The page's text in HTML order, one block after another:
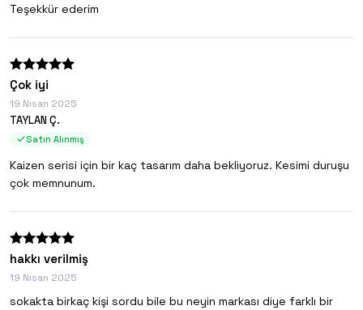
Teşekkür ederim
Çok iyi
19 Nisan 2025
TAYLAN Ç.
Satın Alınmış
Kaizen serisi için bir kaç tasarım daha bekliyoruz. Kesimi duruşu
çok memnunum.
hakkı verilmiş
19 Nisan 2025
sokakta birkaç kişi sordu bile bu neyin markası diye farklı bir